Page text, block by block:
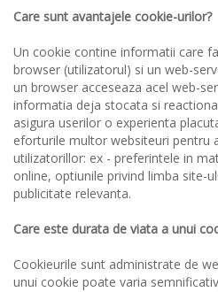
Care sunt avantajele cookie-urilor?
Un cookie contine informatii care
browser (utilizatorul) si un web-
un browser acceseaza acel web-
informatia deja stocata si
asigura userilor o experienta
eforturile multor websiteuri pentru
utilizatorillor: ex - preferintele in
online, optiunile privind limba site-
publicitate relevanta.
Care este durata de viata a unui
Cookieurile sunt administrate de
unui cookie poate varia